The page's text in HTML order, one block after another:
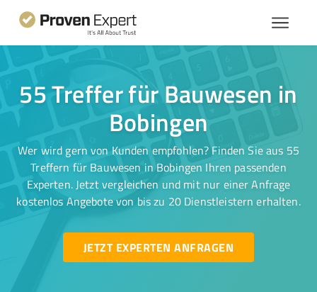
55 Treffer für Bauwesen in
Bobingen
Wer wird gern von Kunden empfohlen? Finden Sie aus 55
Treffern für Bauwesen in Bobingen Ihren passenden
Experten. Jetzt vergleichen und mit nur einer Anfrage
kostenlos Angebote von bis zu 20 Dienstleistern erhalten.
JETZT EXPERTEN ANFRAGEN